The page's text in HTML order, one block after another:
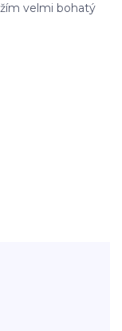
velmi bohatý